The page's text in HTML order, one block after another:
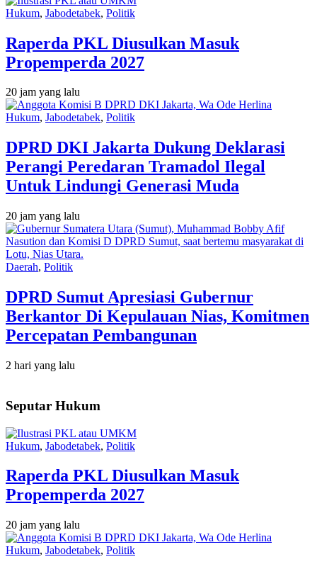
Hukum, Jabodetabek, Politik
Raperda PKL Diusulkan Masuk
Propemperda 2027
20 jam yang lalu
Hukum, Jabodetabek, Politik
DPRD DKI Jakarta Dukung Deklarasi
Perangi Peredaran Tramadol Ilegal
Untuk Lindungi Generasi Muda
20 jam yang lalu
Daerah, Politik
DPRD Sumut Apresiasi Gubernur
Berkantor Di Kepulauan Nias, Komitmen
Percepatan Pembangunan
2 hari yang lalu
Seputar Hukum
Hukum, Jabodetabek, Politik
Raperda PKL Diusulkan Masuk
Propemperda 2027
20 jam yang lalu
Hukum, Jabodetabek, Politik